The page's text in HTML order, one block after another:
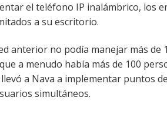
el teléfono IP inalámbrico, los
a su escritorio.
anterior no podía manejar más de
a menudo había más de 100
a Nava a implementar puntos
simultáneos.